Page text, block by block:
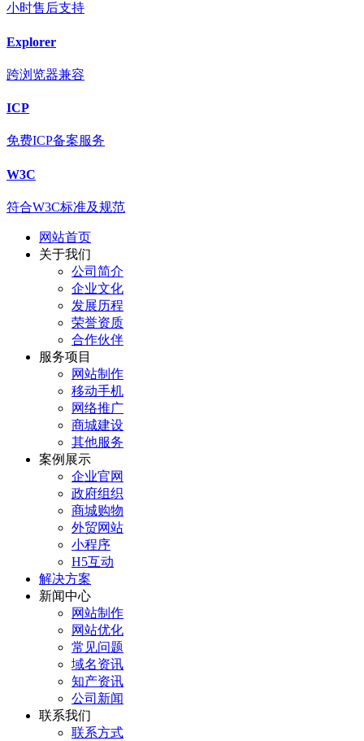
小时售后支持
Explorer
跨浏览器兼容
ICP
免费ICP备案服务
W3C
符合W3C标准及规范
网站首页
关于我们
公司简介
企业文化
发展历程
荣誉资质
合作伙伴
服务项目
网站制作
移动手机
网络推广
商城建设
其他服务
案例展示
企业官网
政府组织
商城购物
外贸网站
小程序
H5互动
解决方案
新闻中心
网站制作
网站优化
常见问题
域名资讯
知产资讯
公司新闻
联系我们
联系方式